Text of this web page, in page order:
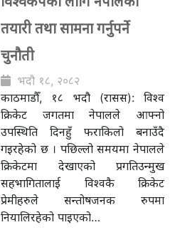
तयारी तथा सामना गर्नुपर्ने
चुनौती
भदौ १८, २०८२
काठमाडौँ, १८ भदौ (रासस): विश्व
क्रिकेट जगतमा नेपालले आफ्नो
उपस्थिति दिनहुँ फराकिलो बनाउँदै
गइरहेको छ । पछिल्लो समयमा नेपालले
क्रिकेटमा देखाएको प्रगतिउन्मुख
सहभागितालाई विश्वकै क्रिकेट
प्रेमीहरुले सन्तोषजनक रुपमा
नियालिरहेको पाइएको…